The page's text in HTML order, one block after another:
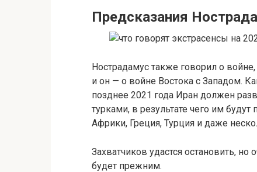
Предсказания
Нострадамус также говорил о
и он — о войне Востока с Западом.
позднее 2021 года Иран должен
турками, в результате чего им
Африки, Греция, Турция и даже
Захватчиков удастся остановить,
будет прежним.